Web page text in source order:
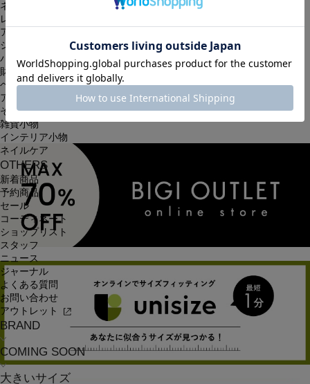
ネックウェア
レッグウェア
アンダーウェア
シューズ
バッグ
財布
ベルト
アクセサリ
その他
雑貨小物
インテリア小物
ネイルケア
OTHERS
新着商品
予約商品
セール
コーディネート
ショップリスト
スタッフ
ニュース
ジャーナル
よくある質問
お問い合わせ
アウトレット
BRAND
COMING SOON
大きいサイズ
会員限定のお得な最新情報もございます。
会員登録する